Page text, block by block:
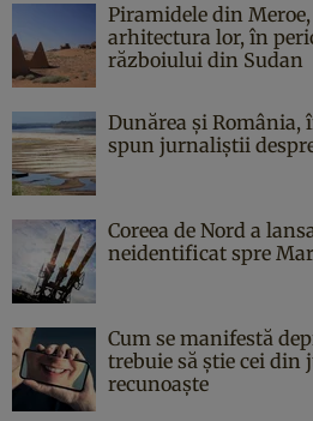
Piramidele din
arhitectura lor, în
războiului din Sudan
Dunărea și România,
spun jurnaliștii
Coreea de Nord a
neidentificat spre
Cum se manifestă
trebuie să știe cei din
recunoaște